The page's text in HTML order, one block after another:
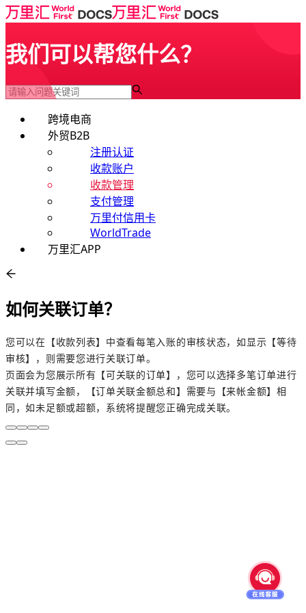
我们可以帮您什么？
跨境电商
外贸B2B
注册认证
收款账户
收款管理
支付管理
万里付信用卡
WorldTrade
万里汇APP
如何关联订单？
您可以在【收款列表】中查看每笔入账的审核状态，如显示【等待
审核】，则需要您进行关联订单。
页面会为您展示所有【可关联的订单】，您可以选择多笔订单进行
关联并填写金额，【订单关联金额总和】需要与【来帐金额】相
同，如未足额或超额，系统将提醒您正确完成关联。